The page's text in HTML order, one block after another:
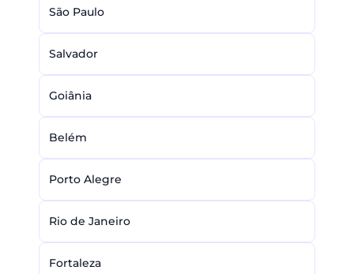
São Paulo
Salvador
Goiânia
Belém
Porto Alegre
Rio de Janeiro
Fortaleza